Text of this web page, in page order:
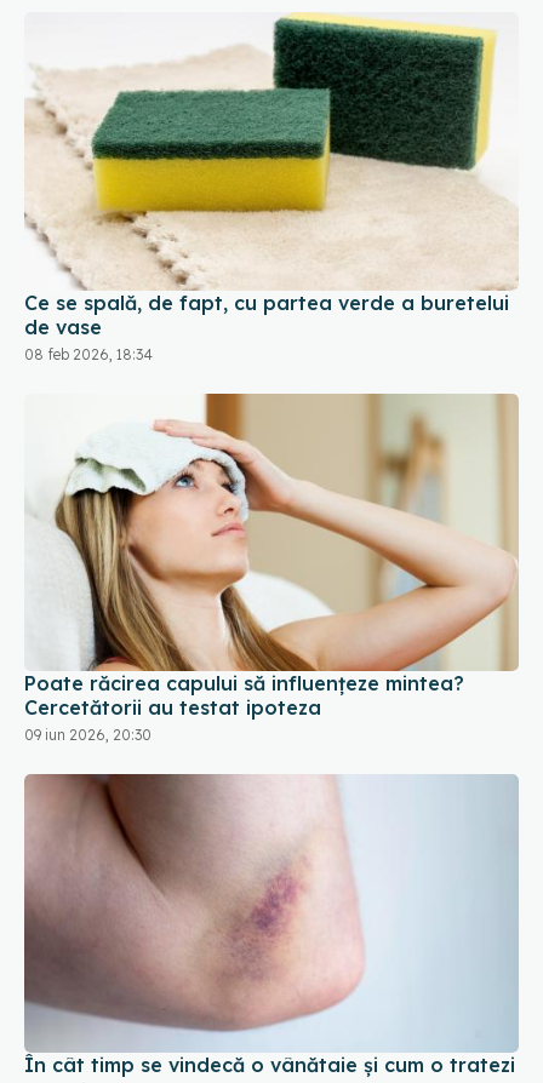
Ce se spală, de fapt, cu partea verde a buretelui
de vase
08 feb 2026, 18:34
Poate răcirea capului să influențeze mintea?
Cercetătorii au testat ipoteza
09 iun 2026, 20:30
În cât timp se vindecă o vânătaie și cum o tratezi
25 noi 2025, 19:26